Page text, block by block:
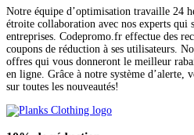
Notre équipe d’optimisation travaille 24
étroite collaboration avec nos experts qui
entreprises. Codepromo.fr effectue des
coupons de réduction à ses utilisateurs.
offres qui vous donneront le meilleur
en ligne. Grâce à notre système d’alerte,
sur toutes les nouveautés!